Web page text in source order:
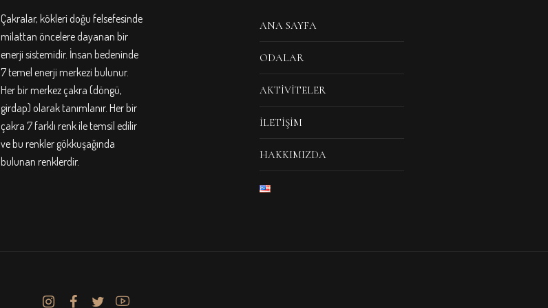
Çakralar, kökleri doğu felsefesinde
milattan öncelere dayanan bir
enerji sistemidir. İnsan bedeninde
7 temel enerji merkezi bulunur.
Her bir merkez çakra (döngü,
girdap) olarak tanımlanır. Her bir
çakra 7 farklı renk ile temsil edilir
ve bu renkler gökkuşağında
bulunan renklerdir.
ANA SAYFA
ODALAR
AKTIVITELER
İLETIŞIM
HAKKIMIZDA